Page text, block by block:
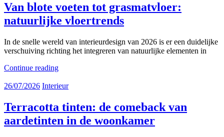
Van blote voeten tot grasmatvloer:
natuurlijke vloertrends
In de snelle wereld van interieurdesign van 2026 is er een duidelijke
verschuiving richting het integreren van natuurlijke elementen in
Continue reading
26/07/2026 Interieur
Terracotta tinten: de comeback van
aardetinten in de woonkamer